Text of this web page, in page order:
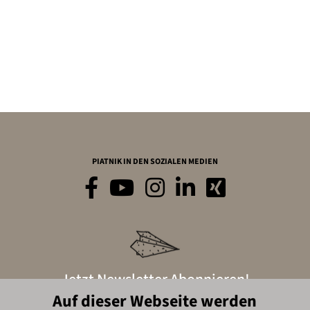
PIATNIK IN DEN SOZIALEN MEDIEN
Jetzt Newsletter Abonnieren!
Auf dieser Webseite werden